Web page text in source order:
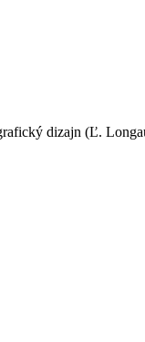
dizajn (Ľ.